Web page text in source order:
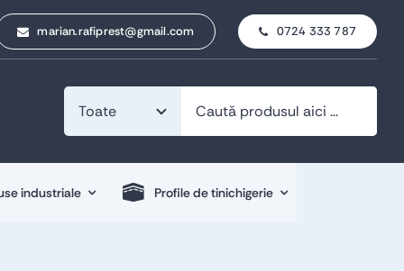
marian.rafiprest@gmail.com 0724 333 787
industriale Profile de tinichigerie